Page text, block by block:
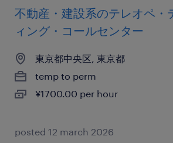
不動産・建設系のテレオペ・
ィング・コールセンター
東京都中央区, 東京都
temp to perm
¥1700.00 per hour
posted 12 march 2026